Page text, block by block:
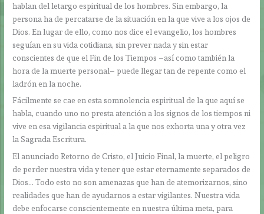
hablan del letargo espiritual de los hombres. Sin embargo, la
persona ha de percatarse de la situación en la que vive a los ojos de
Dios. En lugar de ello, como nos dice el evangelio, los hombres
seguían en su vida cotidiana, sin prever nada y sin estar
conscientes de que el Fin de los Tiempos –así como también la
hora de la muerte personal– puede llegar tan de repente como el
ladrón en la noche.
Fácilmente se cae en esta somnolencia espiritual de la que aquí se
habla, cuando uno no presta atención a los signos de los tiempos ni
vive en esa vigilancia espiritual a la que nos exhorta una y otra vez
la Sagrada Escritura.
El anunciado Retorno de Cristo, el Juicio Final, la muerte, el peligro
de perder nuestra vida y tener que estar eternamente separados de
Dios… Todo esto no son amenazas que han de atemorizarnos, sino
realidades que han de ayudarnos a estar vigilantes. Nuestra vida
debe enfocarse conscientemente en nuestra última meta, para